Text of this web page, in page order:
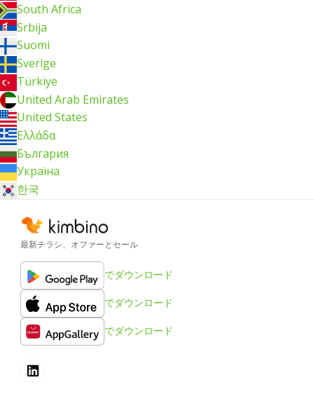
South Africa
Srbija
Suomi
Sverige
Türkiye
United Arab Emirates
United States
Ελλάδα
България
Україна
한국
最新チラシ、オファーとセール
でダウンロード
でダウンロード
でダウンロード